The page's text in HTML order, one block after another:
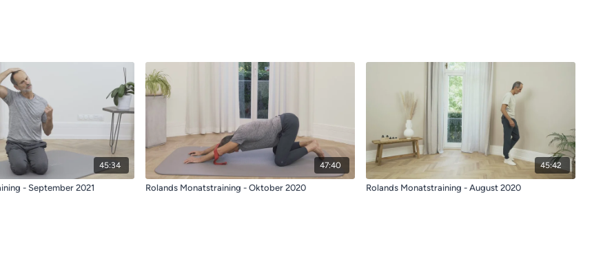
45:34
- September 2021
47:40
Rolands Monatstraining - Oktober 2020
45:42
Rolands Monatstraining - August 2020